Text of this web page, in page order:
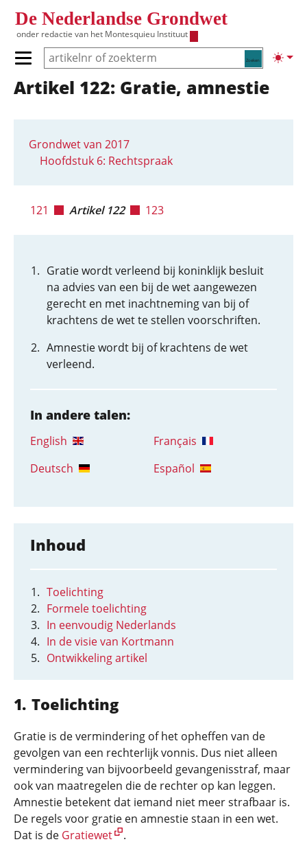
De Nederlandse Grondwet
onder redactie van het Montesquieu Instituut
Zoeken
Primair menu tonen/verbergen
Hoofdnavigatie
Artikel 122: Gratie, amnestie
Grondwet van 2017
Hoofdstuk 6: Rechtspraak
121 Artikel 122 123
Gratie wordt verleend bij koninklijk besluit
na advies van een bij de wet aangewezen
gerecht en met inachtneming van bij of
krachtens de wet te stellen voorschriften.
Amnestie wordt bij of krachtens de wet
verleend.
In andere talen:
English
Français
Deutsch
Español
Inhoud
Toelichting
Formele toelichting
In eenvoudig Nederlands
In de visie van Kortmann
Ontwikkeling artikel
Toelichting
Gratie is de vermindering of het opheffen van de
gevolgen van een rechterlijk vonnis. Dus niet alleen
vermindering van bijvoorbeeld gevangenisstraf, maar
ook van maatregelen die de rechter op kan leggen.
Amnestie betekent dat iemand niet meer strafbaar is.
De regels voor gratie en amnestie staan in een wet.
Dat is de Gratiewet .